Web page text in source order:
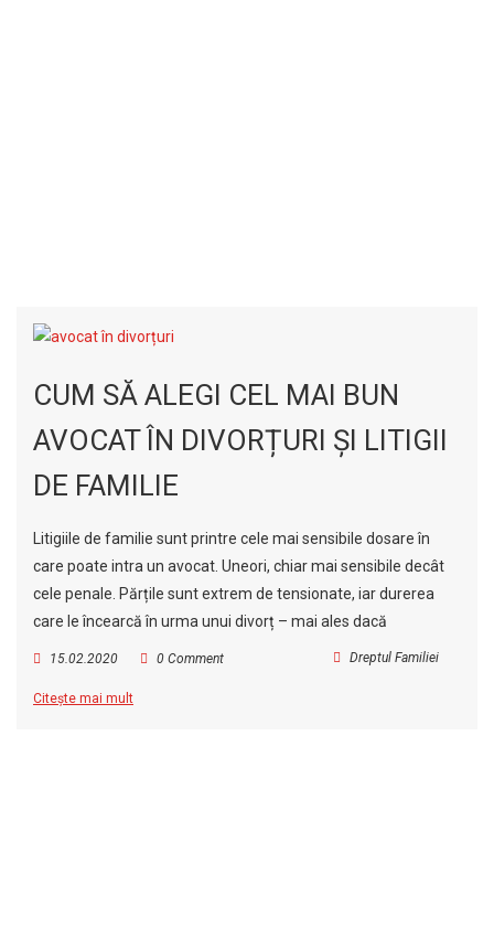
CUM SĂ ALEGI CEL MAI BUN
AVOCAT ÎN DIVORȚURI ȘI LITIGII
DE FAMILIE
Litigiile de familie sunt printre cele mai sensibile dosare în
care poate intra un avocat. Uneori, chiar mai sensibile decât
cele penale. Părțile sunt extrem de tensionate, iar durerea
care le încearcă în urma unui divorț – mai ales dacă
15.02.2020 Dreptul Familiei
0 Comment
Citește mai mult